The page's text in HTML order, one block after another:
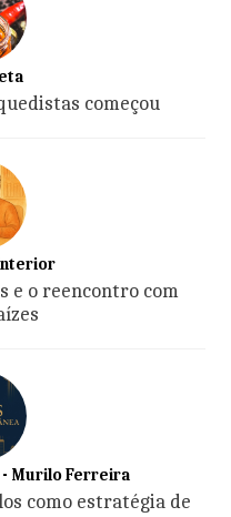
começou
e o reencontro com
- Murilo Ferreira
como estratégia de